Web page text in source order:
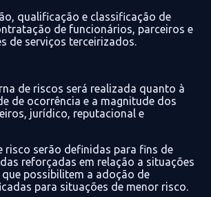
qualificação e classificação de
de funcionários, parceiros e
de serviços terceirizados.
de riscos será realizada quanto à
de ocorrência e a magnitude dos
jurídico, reputacional e
risco serão definidas para fins de
reforçadas em relação a situações
possibilitem a adoção de
para situações de menor risco.